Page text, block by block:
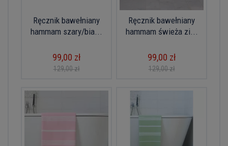
Ręcznik bawełniany
hammam szary/bia...
99,00 zł
129,00 zł
Ręcznik bawełniany
hammam świeża zi...
99,00 zł
129,00 zł